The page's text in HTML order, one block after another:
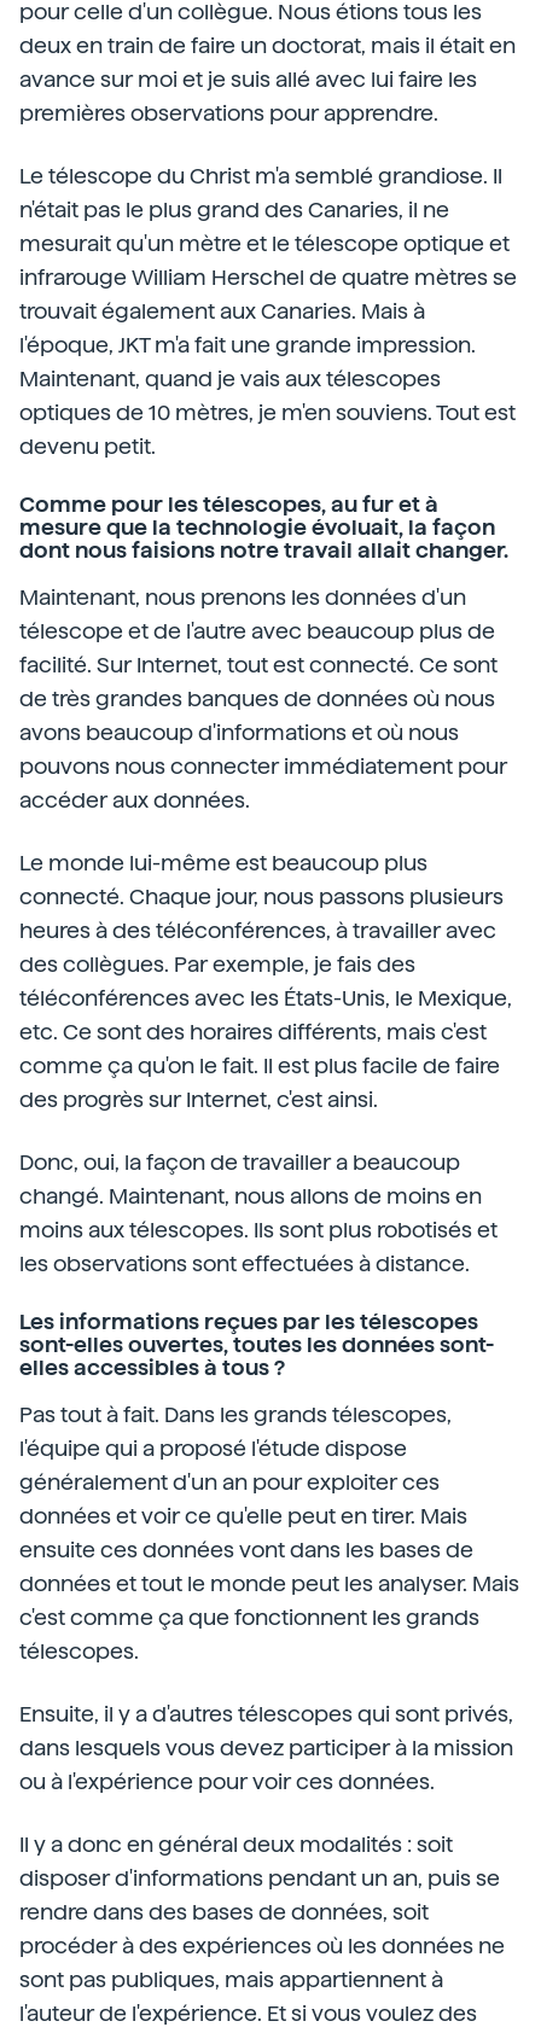
pour celle d'un collègue. Nous étions tous les
deux en train de faire un doctorat, mais il était en
avance sur moi et je suis allé avec lui faire les
premières observations pour apprendre.
Le télescope du Christ m'a semblé grandiose. Il
n'était pas le plus grand des Canaries, il ne
mesurait qu'un mètre et le télescope optique et
infrarouge William Herschel de quatre mètres se
trouvait également aux Canaries. Mais à
l'époque, JKT m'a fait une grande impression.
Maintenant, quand je vais aux télescopes
optiques de 10 mètres, je m'en souviens. Tout est
devenu petit.
Comme pour les télescopes, au fur et à
mesure que la technologie évoluait, la façon
dont nous faisions notre travail allait changer.
Maintenant, nous prenons les données d'un
télescope et de l'autre avec beaucoup plus de
facilité. Sur Internet, tout est connecté. Ce sont
de très grandes banques de données où nous
avons beaucoup d'informations et où nous
pouvons nous connecter immédiatement pour
accéder aux données.
Le monde lui-même est beaucoup plus
connecté. Chaque jour, nous passons plusieurs
heures à des téléconférences, à travailler avec
des collègues. Par exemple, je fais des
téléconférences avec les États-Unis, le Mexique,
etc. Ce sont des horaires différents, mais c'est
comme ça qu'on le fait. Il est plus facile de faire
des progrès sur Internet, c'est ainsi.
Donc, oui, la façon de travailler a beaucoup
changé. Maintenant, nous allons de moins en
moins aux télescopes. Ils sont plus robotisés et
les observations sont effectuées à distance.
Les informations reçues par les télescopes
sont-elles ouvertes, toutes les données sont-
elles accessibles à tous ?
Pas tout à fait. Dans les grands télescopes,
l'équipe qui a proposé l'étude dispose
généralement d'un an pour exploiter ces
données et voir ce qu'elle peut en tirer. Mais
ensuite ces données vont dans les bases de
données et tout le monde peut les analyser. Mais
c'est comme ça que fonctionnent les grands
télescopes.
Ensuite, il y a d'autres télescopes qui sont privés,
dans lesquels vous devez participer à la mission
ou à l'expérience pour voir ces données.
Il y a donc en général deux modalités : soit
disposer d'informations pendant un an, puis se
rendre dans des bases de données, soit
procéder à des expériences où les données ne
sont pas publiques, mais appartiennent à
l'auteur de l'expérience. Et si vous voulez des